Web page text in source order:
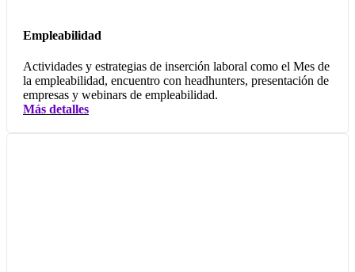
Empleabilidad
Actividades y estrategias de inserción laboral como el Mes de
la empleabilidad, encuentro con headhunters, presentación de
empresas y webinars de empleabilidad.
Más detalles